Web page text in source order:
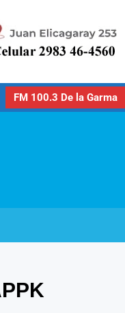
FM 100.3 De la Garma